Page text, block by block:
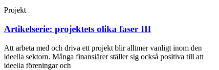
Projekt
Artikelserie: projektets olika faser III
Att arbeta med och driva ett projekt blir alltmer vanligt inom den
ideella sektorn. Många finansiärer ställer sig också positiva till att
ideella föreningar och